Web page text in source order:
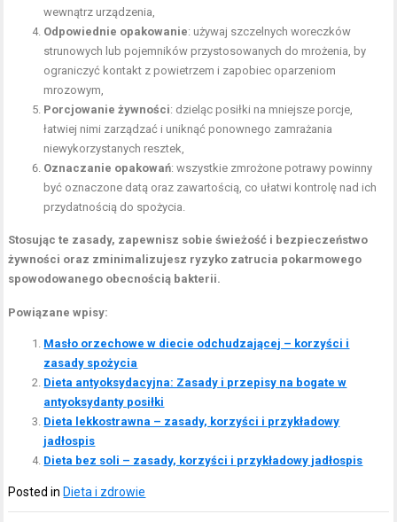
wewnątrz urządzenia,
Odpowiednie opakowanie: używaj szczelnych woreczków
strunowych lub pojemników przystosowanych do mrożenia, by
ograniczyć kontakt z powietrzem i zapobiec oparzeniom
mrozowym,
Porcjowanie żywności: dzieląc posiłki na mniejsze porcje,
łatwiej nimi zarządzać i uniknąć ponownego zamrażania
niewykorzystanych resztek,
Oznaczanie opakowań: wszystkie zmrożone potrawy powinny
być oznaczone datą oraz zawartością, co ułatwi kontrolę nad ich
przydatnością do spożycia.
Stosując te zasady, zapewnisz sobie świeżość i bezpieczeństwo
żywności oraz zminimalizujesz ryzyko zatrucia pokarmowego
spowodowanego obecnością bakterii.
Powiązane wpisy:
Masło orzechowe w diecie odchudzającej – korzyści i
zasady spożycia
Dieta antyoksydacyjna: Zasady i przepisy na bogate w
antyoksydanty posiłki
Dieta lekkostrawna – zasady, korzyści i przykładowy
jadłospis
Dieta bez soli – zasady, korzyści i przykładowy jadłospis
Posted in Dieta i zdrowie